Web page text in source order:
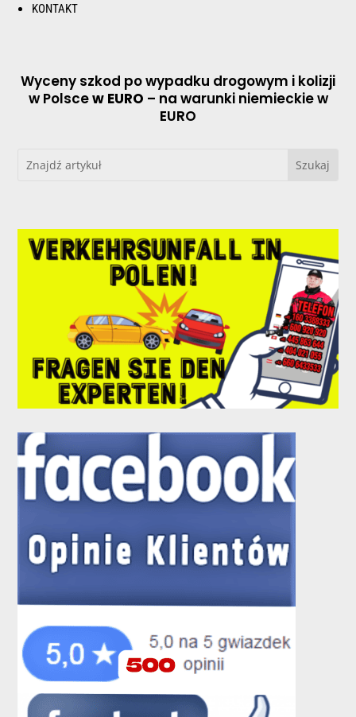
KONTAKT
Wyceny szkod po wypadku drogowym i kolizji
w Polscew EURO – na warunki niemieckie w
EURO